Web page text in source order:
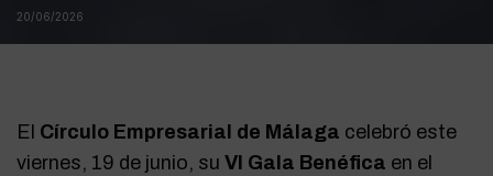
20/06/2026
El Círculo Empresarial de Málaga celebró este
viernes, 19 de junio, suVI Gala Benéfica en el